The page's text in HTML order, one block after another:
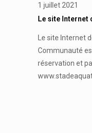
1 juillet 2021
Le site Internet
Le site Internet
Communauté
réservation et